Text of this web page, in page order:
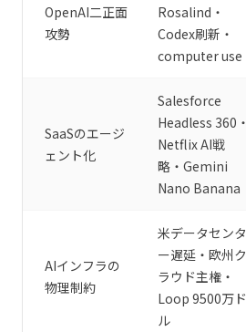
OpenAI二正面
攻勢
Rosalind・
Codex刷新・
computer use
SaaSのエージ
ェント化
Salesforce
Headless 360・
Netflix AI戦
略・Gemini
Nano Banana
AIインフラの
物理制約
米データセンタ
ー遅延・欧州ク
ラウド主権・
Loop 9500万ド
ル